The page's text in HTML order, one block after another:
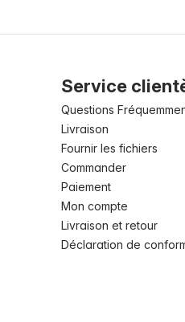
Service
Questions
Livraison
Fournir les fichiers
Commander
Paiement
Mon compte
Livraison et retour
Déclaration de